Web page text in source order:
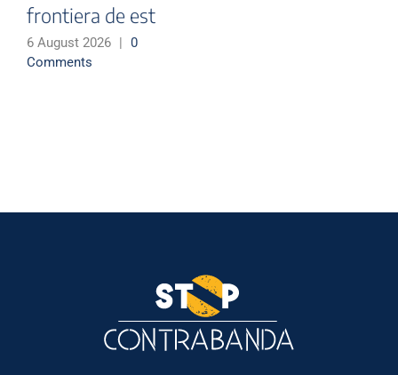
frontiera de est
6 August 2026
0
Comments